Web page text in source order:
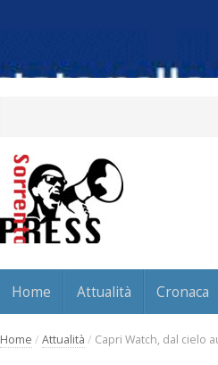
Home Attualità Cronaca
Home / Attualità / Capri Watch, dal cielo